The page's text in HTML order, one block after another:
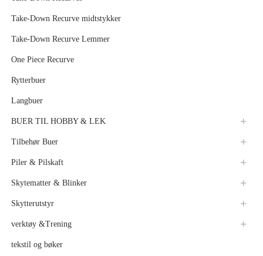
Take-Down Recurve midtstykker
Take-Down Recurve Lemmer
One Piece Recurve
Rytterbuer
Langbuer
BUER TIL HOBBY & LEK
Tilbehør Buer
Piler & Pilskaft
Skytematter & Blinker
Skytterutstyr
verktøy &Trening
tekstil og bøker